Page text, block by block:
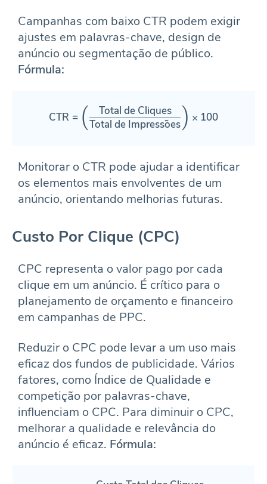
Campanhas com baixo CTR podem exigir
ajustes em palavras-chave, design de
anúncio ou segmentação de público.
Fórmula:
\text{CTR} =
CTR = ( Total de Impressoes
Total de Cliques ) × 100
Monitorar o CTR pode ajudar a identificar
os elementos mais envolventes de um
anúncio, orientando melhorias futuras.
Custo Por Clique (CPC)
CPC representa o valor pago por cada
clique em um anúncio. É crítico para o
planejamento de orçamento e financeiro
em campanhas de PPC.
Reduzir o CPC pode levar a um uso mais
eficaz dos fundos de publicidade. Vários
fatores, como Índice de Qualidade e
competição por palavras-chave,
influenciam o CPC. Para diminuir o CPC,
melhorar a qualidade e relevância do
anúncio é eficaz. Fórmula: